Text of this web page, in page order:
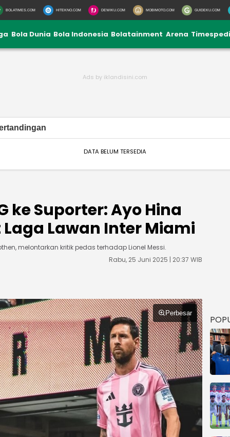
BOLATIMES.COM HITEKNO.COM DEWIKU.COM MOBIMOTO.COM GUIDEKU.COM
Bola Dunia Bola Indonesia Bolatainment Arena
DATA BELUM TERSEDIA
ke Suporter: Ayo Hina
Laga Lawan Inter Miami
melontarkan kritik pedas terhadap Lionel Messi.
Rabu, 25 Juni 2025 | 20:37 WIB
Perbesar